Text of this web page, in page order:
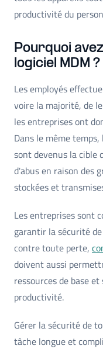
productivité du
Pourquoi
logiciel MDM ?
Les employés
voire la majorité, de
les entreprises ont
Dans le même
sont devenus la cible
d'abus en raison des
stockées et
Les entreprises sont
garantir la sécurité
contre toute perte,
doivent aussi
ressources de base
productivité.
Gérer la sécurité de
tâche longue et